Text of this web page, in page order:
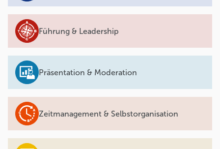
Führung & Leadership
Präsentation & Moderation
Zeitmanagement & Selbstorganisation